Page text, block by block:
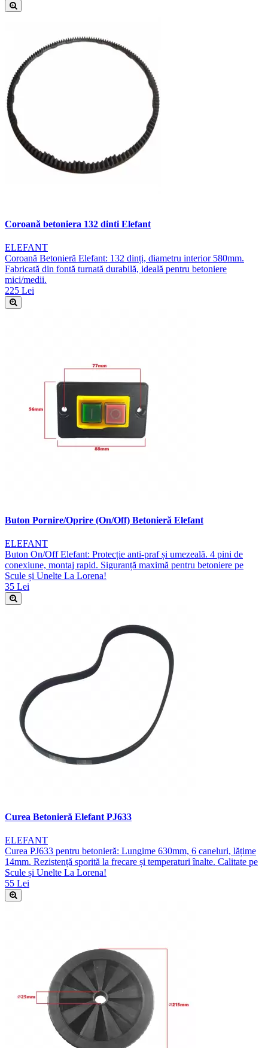
Coroană betoniera 132 dinti Elefant
ELEFANT
Coroană Betonieră Elefant: 132 dinți, diametru interior 580mm.
Fabricată din fontă turnată durabilă, ideală pentru betoniere
mici/medii.
225 Lei
Buton Pornire/Oprire (On/Off) Betonieră Elefant
ELEFANT
Buton On/Off Elefant: Protecție anti-praf și umezeală. 4 pini de
conexiune, montaj rapid. Siguranță maximă pentru betoniere pe
Scule și Unelte La Lorena!
35 Lei
Curea Betonieră Elefant PJ633
ELEFANT
Curea PJ633 pentru betonieră: Lungime 630mm, 6 caneluri, lățime
14mm. Rezistență sporită la frecare și temperaturi înalte. Calitate pe
Scule și Unelte La Lorena!
55 Lei